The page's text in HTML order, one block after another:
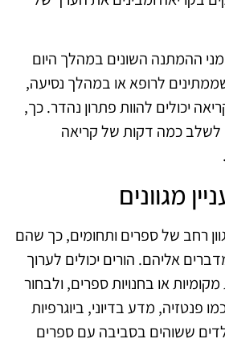
ההמתנה השונים במהלך היום
לרופא או במהלך נסיעה,
יכולים להוות פתרון נהדר. כך,
לשלב כמה דקות של קריאה
מגוונים
רחב של ספרים ותחומים, כך שהם
אליהם. הורים יכולים לערוך
או בחנויות ספרים, ולבחור
פנטזיה, מדע בדיוני, ביוגרפיות
ששוהים בסביבה עם ספרים